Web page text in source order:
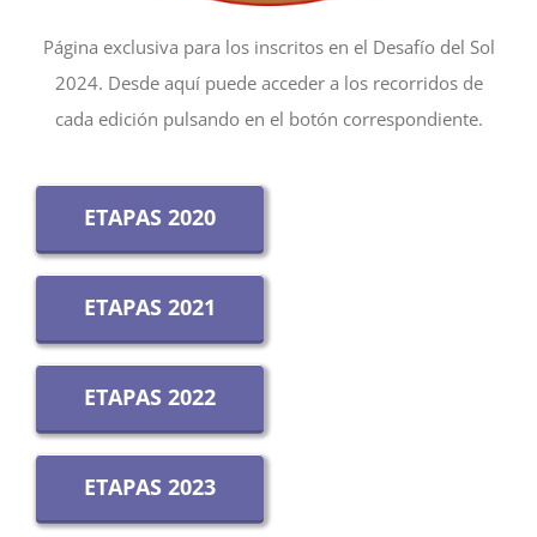
Lista de entidades
Página exclusiva para los inscritos en el Desafío del Sol
2024. Desde aquí puede acceder a los recorridos de
cada edición pulsando en el botón correspondiente.
ETAPAS 2020
ETAPAS 2021
ETAPAS 2022
ETAPAS 2023